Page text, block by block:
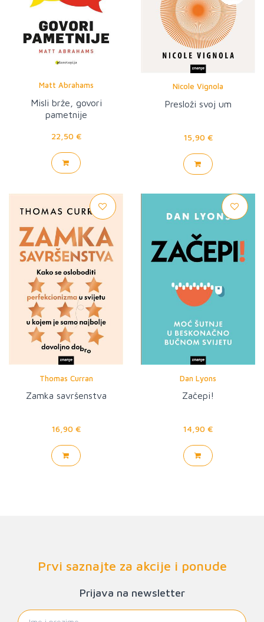
Matt Abrahams
Misli brže, govori
pametnije
22,50 €
Nicole Vignola
Presloži svoj um
15,90 €
Thomas Curran
Zamka savršenstva
16,90 €
Dan Lyons
Začepi!
14,90 €
Prvi saznajte za akcije i ponude
Prijava na newsletter